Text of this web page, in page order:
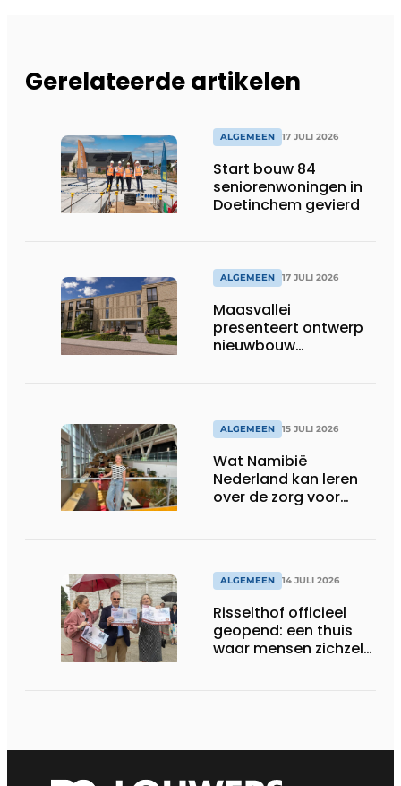
Gerelateerde artikelen
ALGEMEEN 17 JULI 2026
Start bouw 84
seniorenwoningen in
Doetinchem gevierd
ALGEMEEN 17 JULI 2026
Maasvallei
presenteert ontwerp
nieuwbouw
ALGEMEEN 15 JULI 2026
Wat Namibië
Nederland kan leren
over de zorg voor
ALGEMEEN 14 JULI 2026
Risselthof officieel
geopend: een thuis
waar mensen zichzelf